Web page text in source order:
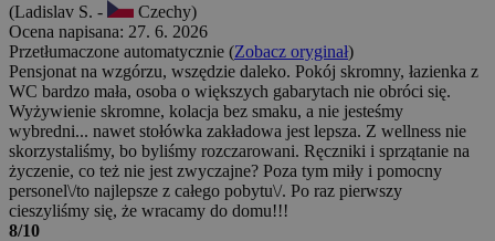
(Ladislav S. -
Czechy)
Ocena napisana: 27. 6. 2026
Przetłumaczone automatycznie (Zobacz oryginał)
Pensjonat na wzgórzu, wszędzie daleko. Pokój skromny, łazienka z
WC bardzo mała, osoba o większych gabarytach nie obróci się.
Wyżywienie skromne, kolacja bez smaku, a nie jesteśmy
wybredni... nawet stołówka zakładowa jest lepsza. Z wellness nie
skorzystaliśmy, bo byliśmy rozczarowani. Ręczniki i sprzątanie na
życzenie, co też nie jest zwyczajne? Poza tym miły i pomocny
personel\/to najlepsze z całego pobytu\/. Po raz pierwszy
cieszyliśmy się, że wracamy do domu!!!
8/10